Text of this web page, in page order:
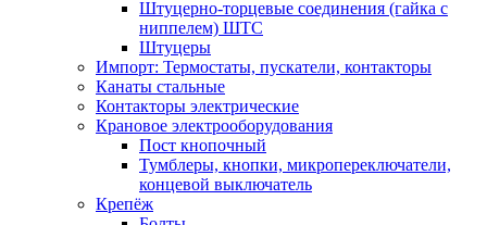
Штуцерно-торцевые соединения (гайка с
ниппелем) ШТС
Штуцеры
Импорт: Термостаты, пускатели, контакторы
Канаты стальные
Контакторы электрические
Крановое электрооборудования
Пост кнопочный
Тумблеры, кнопки, микропереключатели,
концевой выключатель
Крепёж